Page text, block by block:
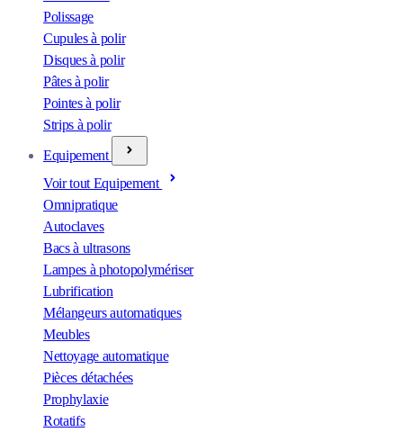
Polissage
Cupules à polir
Disques à polir
Pâtes à polir
Pointes à polir
Strips à polir
Equipement
Voir tout Equipement
Omnipratique
Autoclaves
Bacs à ultrasons
Lampes à photopolymériser
Lubrification
Mélangeurs automatiques
Meubles
Nettoyage automatique
Pièces détachées
Prophylaxie
Rotatifs